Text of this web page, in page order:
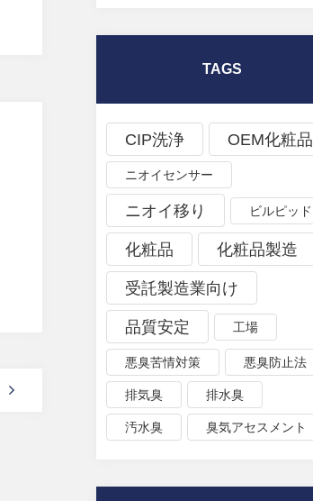
TAGS
CIP洗浄 OEM化粧品
ニオイセンサー
ニオイ移り ビルピッド
化粧品 化粧品製造
受託製造業向け
品質安定 工場
悪臭苦情対策 悪臭防止法
排気臭 排水臭
汚水臭 臭気アセスメント